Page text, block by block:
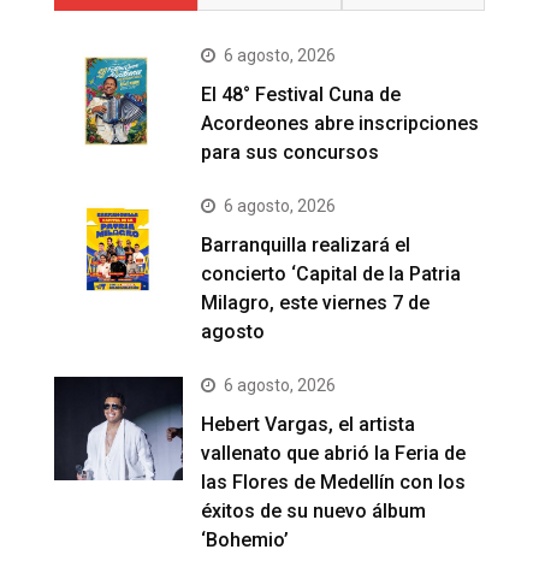
6 agosto, 2026
El 48° Festival Cuna de
Acordeones abre inscripciones
para sus concursos
6 agosto, 2026
Barranquilla realizará el
concierto ‘Capital de la Patria
Milagro, este viernes 7 de
agosto
6 agosto, 2026
Hebert Vargas, el artista
vallenato que abrió la Feria de
las Flores de Medellín con los
éxitos de su nuevo álbum
‘Bohemio’